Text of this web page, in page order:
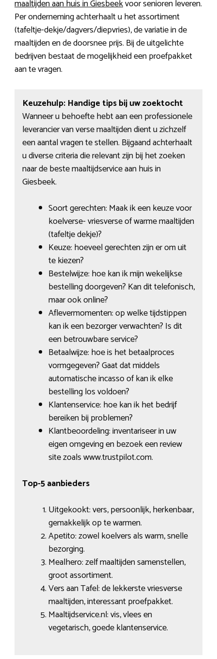
maaltijden aan huis in Giesbeekvoor senioren leveren.
Per onderneming achterhaalt u het assortiment
(tafeltje-dekje/dagvers/diepvries), de variatie in de
maaltijden en de doorsnee prijs. Bij de uitgelichte
bedrijven bestaat de mogelijkheid een proefpakket
aan te vragen.
Keuzehulp: Handige tips bij uw zoektocht
Wanneer u behoefte hebt aan een professionele
leverancier van verse maaltijden dient u zichzelf
een aantal vragen te stellen. Bijgaand achterhaalt
u diverse criteria die relevant zijn bij het zoeken
naar de beste maaltijdservice aan huis in
Giesbeek.
Soort gerechten: Maak ik een keuze voor
koelverse- vriesverse of warme maaltijden
(tafeltje dekje)?
Keuze: hoeveel gerechten zijn er om uit
te kiezen?
Bestelwijze: hoe kan ik mijn wekelijkse
bestelling doorgeven? Kan dit telefonisch,
maar ook online?
Aflevermomenten: op welke tijdstippen
kan ik een bezorger verwachten? Is dit
een betrouwbare service?
Betaalwijze: hoe is het betaalproces
vormgegeven? Gaat dat middels
automatische incasso of kan ik elke
bestelling los voldoen?
Klantenservice: hoe kan ik het bedrijf
bereiken bij problemen?
Klantbeoordeling: inventariseer in uw
eigen omgeving en bezoek een review
site zoals www.trustpilot.com.
Top-5 aanbieders
Uitgekookt: vers, persoonlijk, herkenbaar,
gemakkelijk op te warmen.
Apetito: zowel koelvers als warm, snelle
bezorging.
Mealhero: zelf maaltijden samenstellen,
groot assortiment.
Vers aan Tafel: de lekkerste vriesverse
maaltijden, interessant proefpakket.
Maaltijdservice.nl: vis, vlees en
vegetarisch, goede klantenservice.